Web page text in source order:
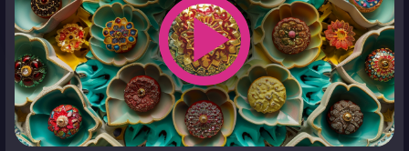
play_arrow